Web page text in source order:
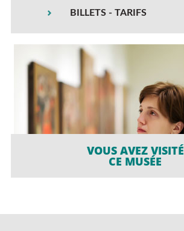
BILLETS - TARIFS
VOUS AVEZ VISITÉ
CE MUSÉE